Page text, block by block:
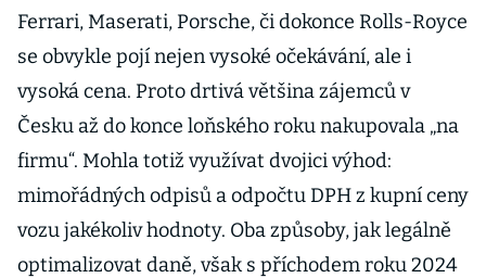
Ferrari, Maserati, Porsche, či dokonce Rolls-Royce
se obvykle pojí nejen vysoké očekávání, ale i
vysoká cena. Proto drtivá většina zájemců v
Česku až do konce loňského roku nakupovala „na
firmu“. Mohla totiž využívat dvojici výhod:
mimořádných odpisů a odpočtu DPH z kupní ceny
vozu jakékoliv hodnoty. Oba způsoby, jak legálně
optimalizovat daně, však s příchodem roku 2024